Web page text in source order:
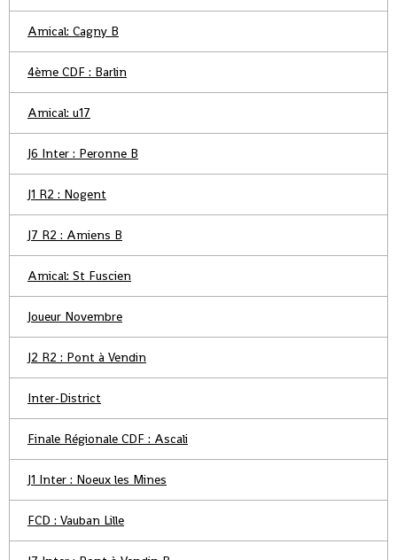
Amical: Cagny B
4ème CDF : Barlin
Amical: u17
J6 Inter : Peronne B
J1 R2 : Nogent
J7 R2 : Amiens B
Amical: St Fuscien
Joueur Novembre
J2 R2 : Pont à Vendin
Inter-District
Finale Régionale CDF : Ascali
J1 Inter : Noeux les Mines
FCD : Vauban Lille